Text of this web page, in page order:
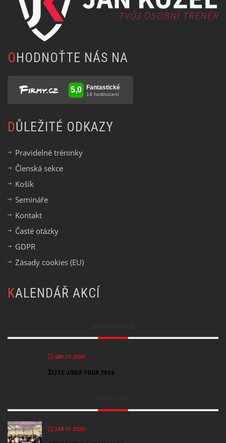
OHODNOŤTE NÁS NA
DŮLEŽITÉ ODKAZY
Pravidelné tréninky
Členská sekce
Košík
Semináře
Kontakt
Časté otázky
GDPR
Zásady cookies (EU)
KALENDÁŘ AKCÍ
SRP 23 2026
ŽIJTE JÓGU TOUR 2026
ZÁŘ 01 2026